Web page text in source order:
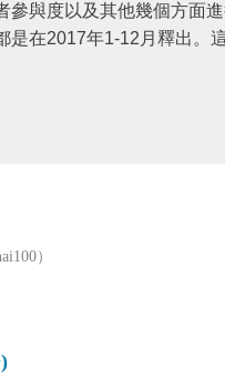
參與度以及其他幾個方面
是在2017年1-12月釋出。
）